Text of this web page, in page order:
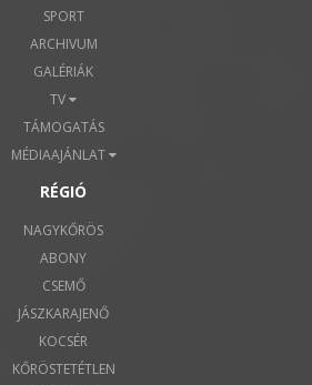
SPORT
ARCHIVUM
GALÉRIÁK
TV
TÁMOGATÁS
MÉDIAAJÁNLAT
RÉGIÓ
NAGYKŐRÖS
ABONY
CSEMŐ
JÁSZKARAJENŐ
KOCSÉR
KŐRÖSTETÉTLEN